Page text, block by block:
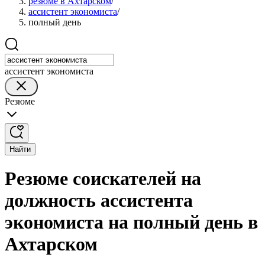
ассистент экономиста/
полный день
ассистент экономиста
Резюме
Найти
Резюме соискателей на
должность ассистента
экономиста на полный день в
Ахтарском